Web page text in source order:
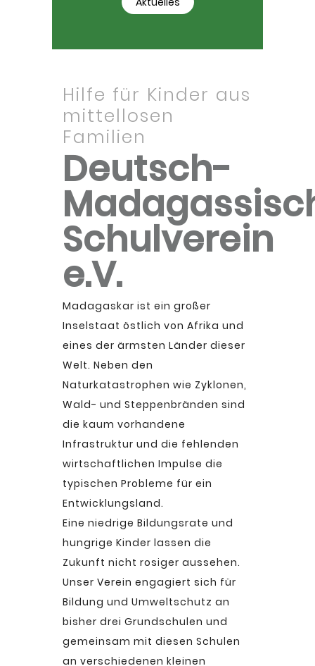
Hilfe für Kinder aus
mittellosen
Familien
Deutsch-
Schulverein
e.V.
Madagaskar ist ein großer
Inselstaat östlich von Afrika und
eines der ärmsten Länder dieser
Welt. Neben den
Naturkatastrophen wie Zyklonen,
Wald- und Steppenbränden sind
die kaum vorhandene
Infrastruktur und die fehlenden
wirtschaftlichen Impulse die
typischen Probleme für ein
Entwicklungsland.
Eine niedrige Bildungsrate und
hungrige Kinder lassen die
Zukunft nicht rosiger aussehen.
Unser Verein engagiert sich für
Bildung und Umweltschutz an
bisher drei Grundschulen und
gemeinsam mit diesen Schulen
an verschiedenen kleinen